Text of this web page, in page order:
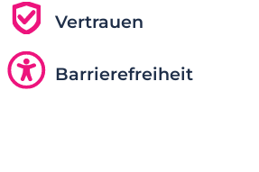
Vertrauen
Barrierefreiheit